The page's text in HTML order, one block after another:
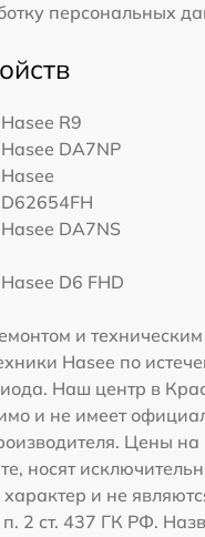
персональных
Hasee R9
Hasee DA7NP
Hasee
D62654FH
Hasee DA7NS
Hasee D6 FHD
и техническим
Hasee по
Наш центр в
и не имеет
Цены на
носят
и не
п. 2 ст. 437 ГК РФ.